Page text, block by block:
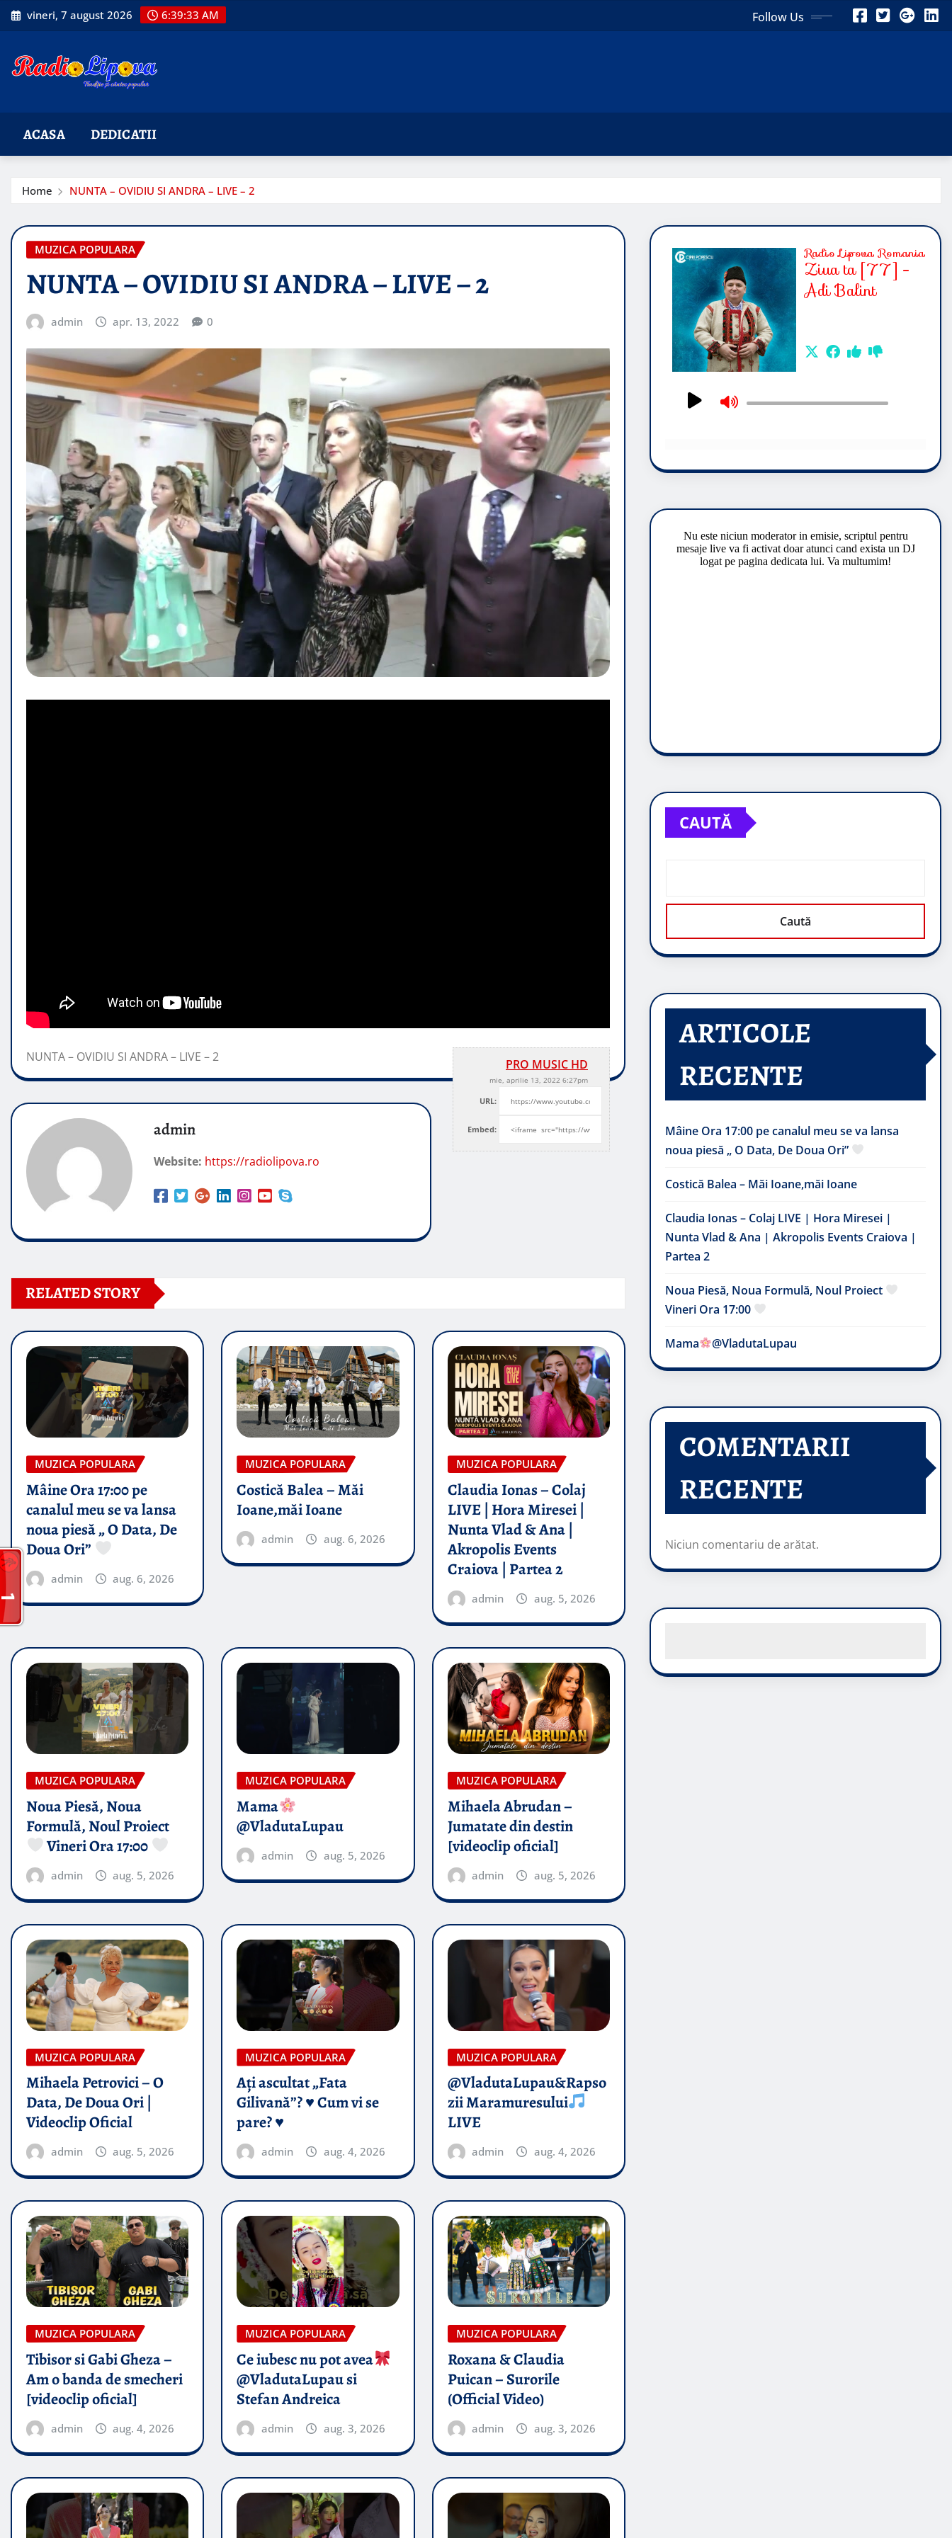
Skip
to
vineri, 7 august 2026 6:39:34 AM Follow Us
ACASA DEDICATII
Home NUNTA – OVIDIU SI ANDRA – LIVE – 2
MUZICA POPULARA
NUNTA – OVIDIU SI ANDRA – LIVE – 2
admin apr. 13, 2022 0
PRO MUSIC HD
mie, aprilie 13, 2022 6:27pm
URL:
Embed:
NUNTA – OVIDIU SI ANDRA – LIVE – 2
admin
Website: https://radiolipova.ro
RELATED STORY
MUZICA POPULARA
Mâine Ora 17:00 pe
canalul meu se va lansa
noua piesă „ O Data, De
Doua Ori”
admin aug. 6, 2026
MUZICA POPULARA
Costică Balea – Măi
Ioane,măi Ioane
admin aug. 6, 2026
MUZICA POPULARA
Claudia Ionas – Colaj
LIVE | Hora Miresei |
Nunta Vlad & Ana |
Akropolis Events
Craiova | Partea 2
admin aug. 5, 2026
MUZICA POPULARA
Noua Piesă, Noua
Formulă, Noul Proiect
Vineri Ora 17:00
admin aug. 5, 2026
MUZICA POPULARA
Mama
@VladutaLupau
admin aug. 5, 2026
MUZICA POPULARA
Mihaela Abrudan –
Jumatate din destin
[videoclip oficial]
admin aug. 5, 2026
MUZICA POPULARA
Mihaela Petrovici – O
Data, De Doua Ori |
Videoclip Oficial
admin aug. 5, 2026
MUZICA POPULARA
Ați ascultat „Fata
Gilivană”? ♥️ Cum vi se
pare? ♥️
admin aug. 4, 2026
MUZICA POPULARA
@VladutaLupau&Rapso
zii Maramuresului
LIVE
admin aug. 4, 2026
MUZICA POPULARA
Tibisor si Gabi Gheza –
Am o banda de smecheri
[videoclip oficial]
admin aug. 4, 2026
MUZICA POPULARA
Ce iubesc nu pot avea
@VladutaLupau si
Stefan Andreica
admin aug. 3, 2026
MUZICA POPULARA
Roxana & Claudia
Puican – Surorile
(Official Video)
admin aug. 3, 2026
CAUTĂ
Caută
ARTICOLE
RECENTE
Mâine Ora 17:00 pe canalul meu se va lansa
noua piesă „ O Data, De Doua Ori”
Costică Balea – Măi Ioane,măi Ioane
Claudia Ionas – Colaj LIVE | Hora Miresei |
Nunta Vlad & Ana | Akropolis Events Craiova |
Partea 2
Noua Piesă, Noua Formulă, Noul Proiect
Vineri Ora 17:00
Mama @VladutaLupau
COMENTARII
RECENTE
Niciun comentariu de arătat.